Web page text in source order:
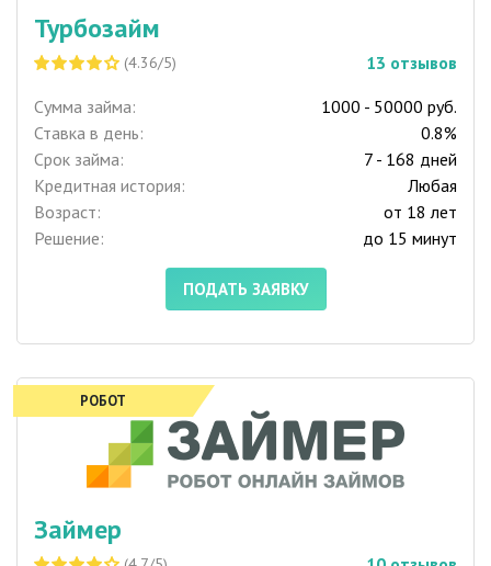
Турбозайм
(4.36/5) 13 отзывов
Сумма займа:
1000 - 50000 руб.
Ставка в день:
0.8%
Срок займа:
7 - 168 дней
Кредитная история:
Любая
Возраст:
от 18 лет
Решение:
до 15 минут
ПОДАТЬ ЗАЯВКУ
РОБОТ
Займер